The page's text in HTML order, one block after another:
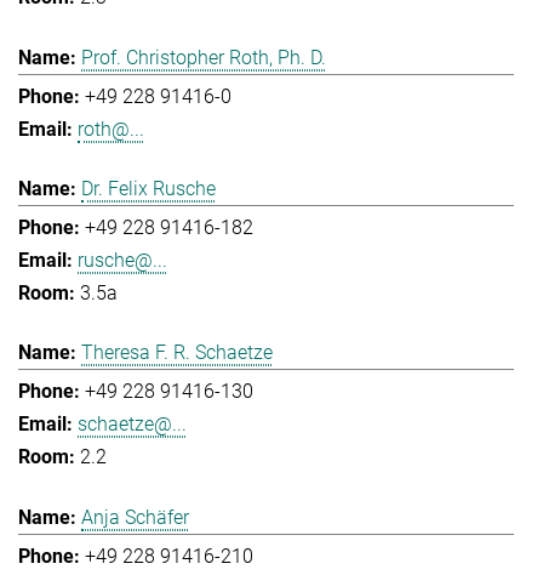
Prof. Christopher Roth, Ph. D.
+49 228 91416-0
roth@...
Dr. Felix Rusche
+49 228 91416-182
rusche@...
3.5a
Theresa F. R. Schaetze
+49 228 91416-130
schaetze@...
2.2
Anja Schäfer
+49 228 91416-210